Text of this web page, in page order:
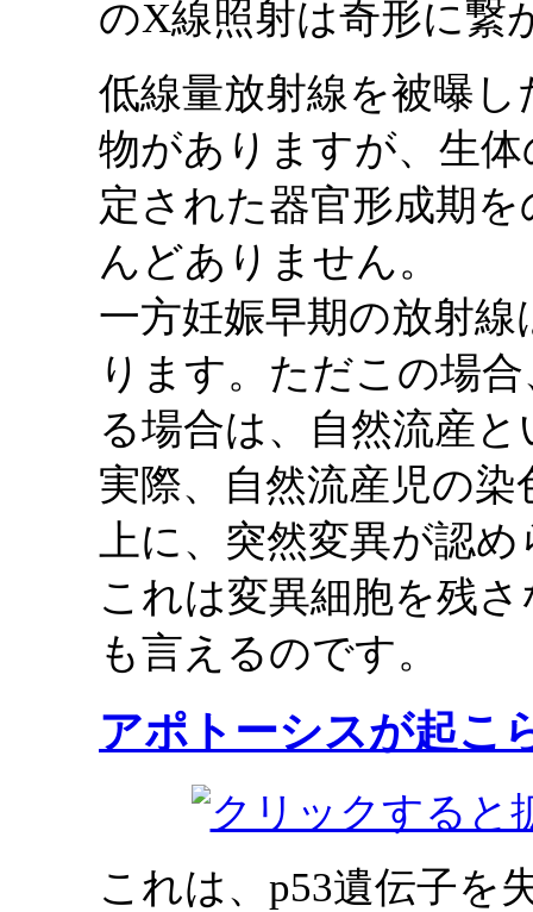
のX線照射は奇形に繋
低線量放射線を被曝
物がありますが、生
定された器官形成期
んどありません。
一方妊娠早期の放射
ります。ただこの場
る場合は、自然流産
実際、自然流産児の
上に、突然変異が認
これは変異細胞を残
も言えるのです。
アポトーシスが起こ
これは、p53遺伝子を